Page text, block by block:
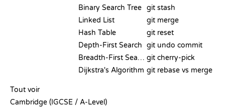
Binary Search Tree
Linked List
Hash Table
Depth-First Search
Breadth-First Search
Dijkstra's Algorithm
git stash
git merge
git reset
git undo commit
git cherry-pick
git rebase vs merge
Tout voir
Cambridge (IGCSE / A-Level)